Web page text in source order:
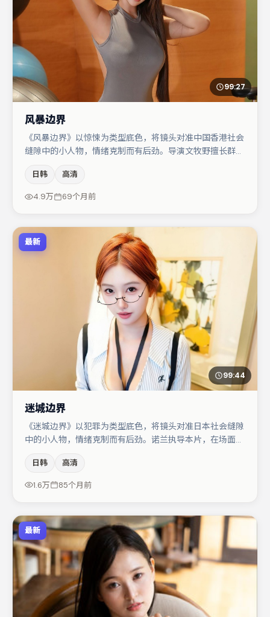
99:27
风暴边界
《风暴边界》以惊悚为类型底色，将镜头对准中国香港社会
缝隙中的小人物，情绪克制而有后劲。导演文牧野擅长群戏
容包括任素汐、咏梅、金高银等，角色动机前后呼应，适合
喜欢抠台词与伏笔的观众。若你偏爱强类型与清晰主线，这
部作品值得关注。
日韩 高清
4.9万 69个月前
最新
99:44
迷城边界
《迷城边界》以犯罪为类型底色，将镜头对准日本社会缝隙
中的小人物，情绪克制而有后劲。诺兰执导本片，在场面调
在片中承担叙事驱动，白宇、大鹏分别提供反差与喜剧/悬
疑调剂（视场次而定）。若你偏爱强类型与清晰主线，这部
日韩 高清
1.6万 85个月前
最新